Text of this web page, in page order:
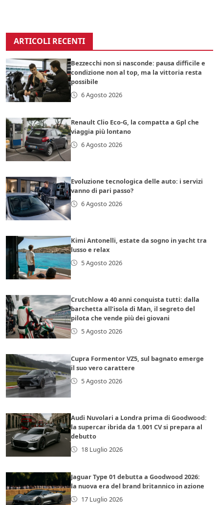
ARTICOLI RECENTI
Bezzecchi non si nasconde: pausa difficile e
condizione non al top, ma la vittoria resta
possibile
6 Agosto 2026
Renault Clio Eco-G, la compatta a Gpl che
viaggia più lontano
6 Agosto 2026
Evoluzione tecnologica delle auto: i servizi
vanno di pari passo?
6 Agosto 2026
Kimi Antonelli, estate da sogno in yacht tra
lusso e relax
5 Agosto 2026
Crutchlow a 40 anni conquista tutti: dalla
barchetta all’isola di Man, il segreto del
pilota che vende più dei giovani
5 Agosto 2026
Cupra Formentor VZ5, sul bagnato emerge
il suo vero carattere
5 Agosto 2026
Audi Nuvolari a Londra prima di Goodwood:
la supercar ibrida da 1.001 CV si prepara al
debutto
18 Luglio 2026
Jaguar Type 01 debutta a Goodwood 2026:
la nuova era del brand britannico in azione
17 Luglio 2026